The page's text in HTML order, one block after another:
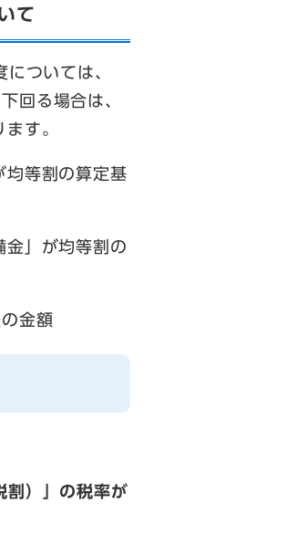
て
ついては、
回る場合は、
す。
均等割の算定基
」が均等割の
金額
割）」の税率が